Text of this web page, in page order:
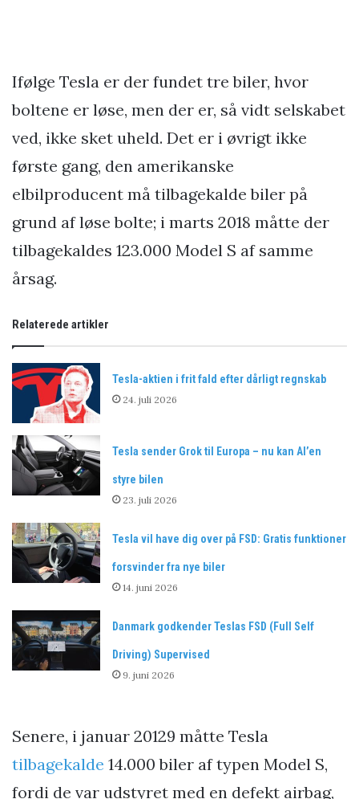
Ifølge Tesla er der fundet tre biler, hvor
boltene er løse, men der er, så vidt selskabet
ved, ikke sket uheld. Det er i øvrigt ikke
første gang, den amerikanske
elbilproducent må tilbagekalde biler på
grund af løse bolte; i marts 2018 måtte der
tilbagekaldes 123.000 Model S af samme
årsag.
Relaterede artikler
Tesla-aktien i frit fald efter dårligt regnskab
24. juli 2026
Tesla sender Grok til Europa – nu kan AI’en
styre bilen
23. juli 2026
Tesla vil have dig over på FSD: Gratis funktioner
forsvinder fra nye biler
14. juni 2026
Danmark godkender Teslas FSD (Full Self
Driving) Supervised
9. juni 2026
Senere, i januar 20129 måtte Tesla
tilbagekalde 14.000 biler af typen Model S,
fordi de var udstyret med en defekt airbag,